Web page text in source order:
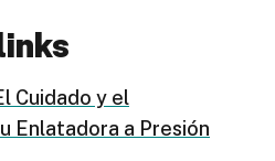
Cuidado y el
Enlatadora a Presión